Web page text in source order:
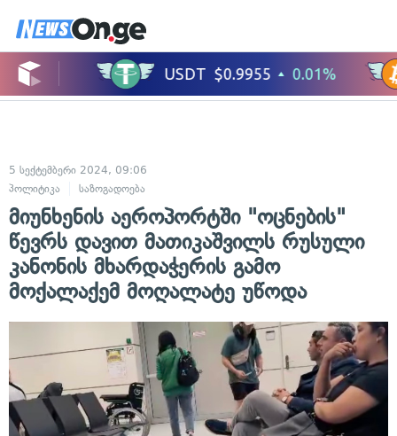
5 სექტემბერი 2024, 09:06
პოლიტიკა
საზოგადოება
მიუნხენის აეროპორტში "ოცნების"
წევრს დავით მათიკაშვილს რუსული
კანონის მხარდაჭერის გამო
მოქალაქემ მოღალატე უწოდა